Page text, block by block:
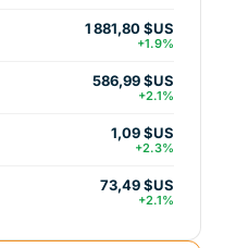
1 881,80 $US
+1.9%
586,99 $US
+2.1%
1,09 $US
+2.3%
73,49 $US
+2.1%